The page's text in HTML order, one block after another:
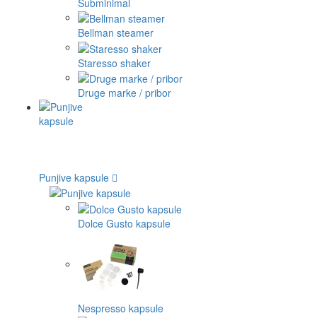
Subminimal
Bellman steamer
Staresso shaker
Druge marke / pribor
Punjive kapsule
Dolce Gusto kapsule
Nespresso kapsule